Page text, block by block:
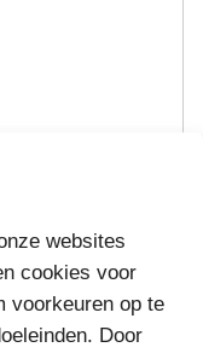
websites
cookies voor
voorkeuren op te
Door